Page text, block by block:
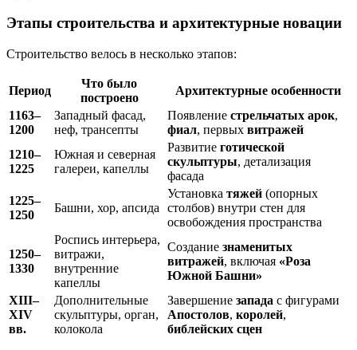
Этапы строительства и архитектурные новации
Строительство велось в несколько этапов:
Период
Что было
построено
Архитектурные особенности
1163–
1200
Западный фасад,
неф, трансепты
Появление стрельчатых арок,
фиал, первых витражей
1210–
1225
Южная и северная
галереи, капеллы
Развитие готической
скульптуры, детализация
фасада
1225–
1250
Башни, хор, апсида
Установка тяжей (опорных
столбов) внутри стен для
освобождения пространства
1250–
1330
Роспись интерьера,
витражи,
внутренние
капеллы
Создание знаменитых
витражей, включая «Роза
Южной Башни»
XIII–
XIV
вв.
Дополнительные
скульптуры, орган,
колокола
Завершение запада с фигурами
Апостолов, королей,
библейских сцен